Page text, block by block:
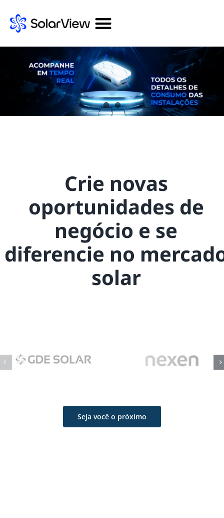
Crie novas
oportunidades de
negócio e se
diferencie no
solar
Seja você o próximo